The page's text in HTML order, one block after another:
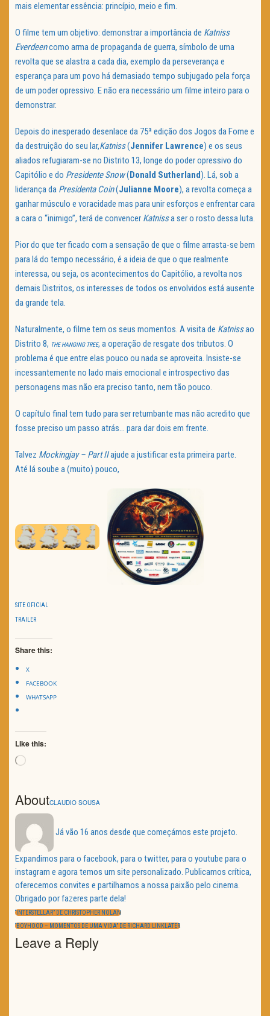
mais elementar essência: princípio, meio e fim.
O filme tem um objetivo: demonstrar a importância de Katniss
Everdeencomo arma de propaganda de guerra, símbolo de uma
revolta que se alastra a cada dia, exemplo da perseverança e
esperança para um povo há demasiado tempo subjugado pela força
de um poder opressivo. E não era necessário um filme inteiro para o
demonstrar.
Depois do inesperado desenlace da 75ª edição dos Jogos da Fome e
da destruição do seu lar,Katniss(Jennifer Lawrence) e os seus
aliados refugiaram-se no Distrito 13, longe do poder opressivo do
Capitólio e do Presidente Snow(Donald Sutherland). Lá, sob a
liderança da Presidenta Coin(Julianne Moore), a revolta começa a
ganhar músculo e voracidade mas para unir esforços e enfrentar cara
a cara o “inimigo”, terá de convencer Katnissa ser o rosto dessa luta.
Pior do que ter ficado com a sensação de que o filme arrasta-se bem
para lá do tempo necessário, é a ideia de que o que realmente
interessa, ou seja, os acontecimentos do Capitólio, a revolta nos
demais Distritos, os interesses de todos os envolvidos está ausente
da grande tela.
Naturalmente, o filme tem os seus momentos. A visita de Katnissao
Distrito 8, THE HANGING TREE, a operação de resgate dos tributos. O
problema é que entre elas pouco ou nada se aproveita. Insiste-se
incessantemente no lado mais emocional e introspectivo das
personagens mas não era preciso tanto, nem tão pouco.
O capítulo final tem tudo para ser retumbante mas não acredito que
fosse preciso um passo atrás… para dar dois em frente.
Talvez Mockingjay – Part IIajude a justificar esta primeira parte.
Até lá soube a (muito) pouco,
SITE OFICIAL
TRAILER
Share this:
X
FACEBOOK
WHATSAPP
Like this:
Loading…
AboutCLAUDIO SOUSA
Já vão 16 anos desde que começámos este projeto.
Expandimos para o facebook, para o twitter, para o youtube para o
instagram e agora temos um site personalizado. Publicamos crítica,
oferecemos convites e partilhamos a nossa paixão pelo cinema.
Obrigado por fazeres parte dela!
Navegação
de
artigos
PREVIOUS
POST:
“INTERSTELLAR” DE CHRISTOPHER NOLAN
NEXT
POST:
“BOYHOOD – MOMENTOS DE UMA VIDA” DE RICHARD LINKLATER
Leave a Reply